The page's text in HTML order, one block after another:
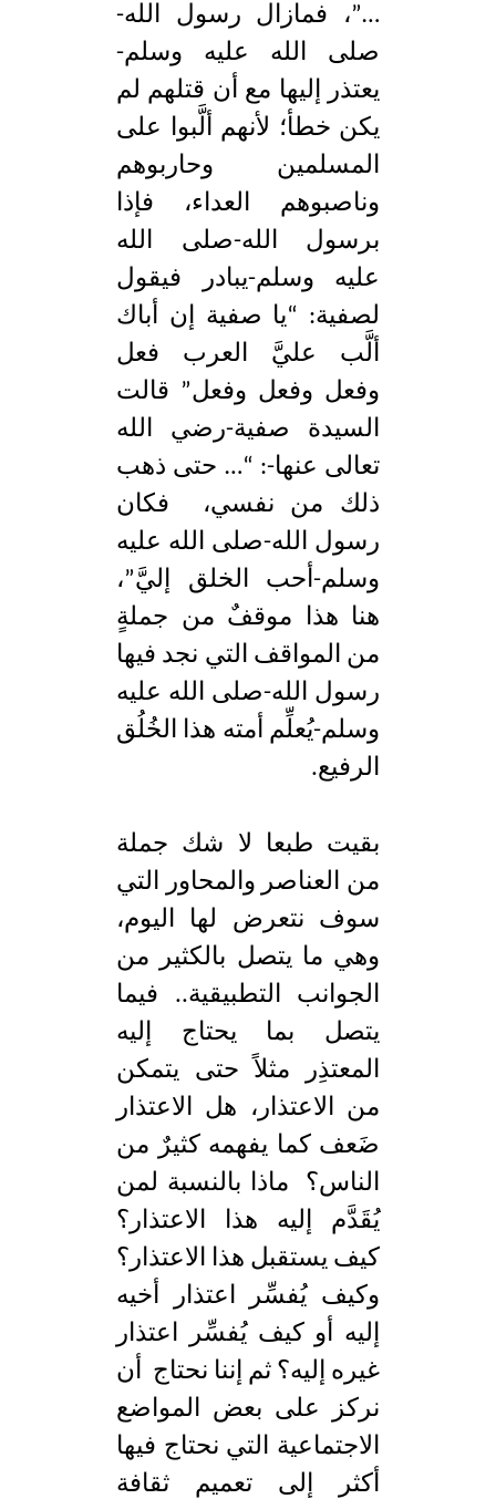
…”، فمازال رسول الله-
صلى الله عليه وسلم-
يعتذر إليها مع أن قتلهم لم
يكن خطأ؛ لأنهم ألَّبوا على
المسلمين وحاربوهم
وناصبوهم العداء، فإذا
برسول الله-صلى الله
عليه وسلم-يبادر فيقول
لصفية: “يا صفية إن أباك
ألَّب عليَّ العرب فعل
وفعل وفعل وفعل” قالت
السيدة صفية-رضي الله
تعالى عنها-: “… حتى ذهب
ذلك من نفسي، فكان
رسول الله-صلى الله عليه
وسلم-أحب الخلق إليَّ”،
هنا هذا موقفٌ من جملةٍ
من المواقف التي نجد فيها
رسول الله-صلى الله عليه
وسلم-يُعلِّم أمته هذا الخُلُق
الرفيع.
بقيت طبعا لا شك جملة
من العناصر والمحاور التي
سوف نتعرض لها اليوم،
وهي ما يتصل بالكثير من
الجوانب التطبيقية.. فيما
يتصل بما يحتاج إليه
المعتذِر مثلاً حتى يتمكن
من الاعتذار، هل الاعتذار
ضَعف كما يفهمه كثيرٌ من
الناس؟ ماذا بالنسبة لمن
يُقَدَّم إليه هذا الاعتذار؟
كيف يستقبل هذا الاعتذار؟
وكيف يُفسِّر اعتذار أخيه
إليه أو كيف يُفسِّر اعتذار
غيره إليه؟ ثم إننا نحتاج أن
نركز على بعض المواضع
الاجتماعية التي نحتاج فيها
أكثر إلى تعميم ثقافة